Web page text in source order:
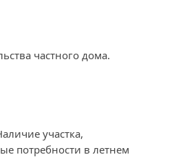
частного дома.
участка,
потребности в летнем